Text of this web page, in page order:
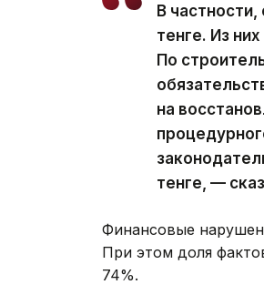
В
тенге. Из
По
на
тенге, —
Финансовые
При этом доля
74%.